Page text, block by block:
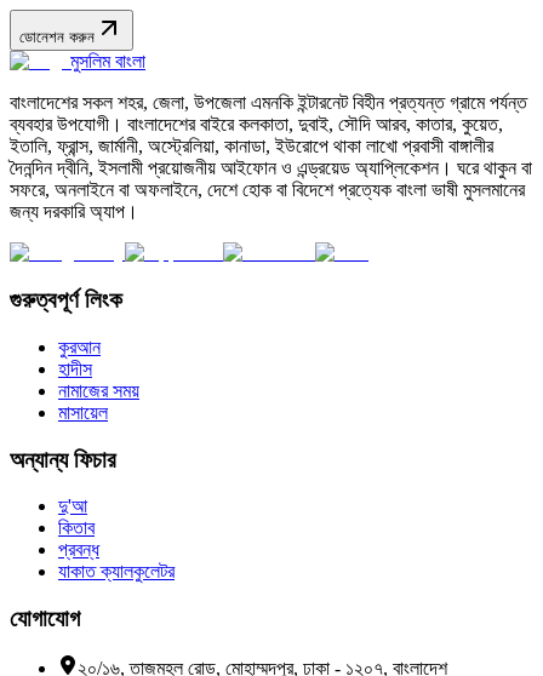
ডোনেশন করুন
মুসলিম বাংলা
বাংলাদেশের সকল শহর, জেলা, উপজেলা এমনকি ইন্টারনেট বিহীন প্রত্যন্ত গ্রামে পর্যন্ত
ব্যবহার উপযোগী। বাংলাদেশের বাইরে কলকাতা, দুবাই, সৌদি আরব, কাতার, কুয়েত,
ইতালি, ফ্রান্স, জার্মানী, অস্ট্রেলিয়া, কানাডা, ইউরোপে থাকা লাখো প্রবাসী বাঙ্গালীর
দৈনন্দিন দ্বীনি, ইসলামী প্রয়োজনীয় আইফোন ও এন্ড্রয়েড অ্যাপ্লিকেশন। ঘরে থাকুন বা
সফরে, অনলাইনে বা অফলাইনে, দেশে হোক বা বিদেশে প্রত্যেক বাংলা ভাষী মুসলমানের
জন্য দরকারি অ্যাপ।
গুরুত্বপূর্ণ লিংক
কুরআন
হাদীস
নামাজের সময়
মাসায়েল
অন্যান্য ফিচার
দু'আ
কিতাব
প্রবন্ধ
যাকাত ক্যালকুলেটর
যোগাযোগ
২০/১৬, তাজমহল রোড, মোহাম্মদপুর, ঢাকা - ১২০৭, বাংলাদেশ